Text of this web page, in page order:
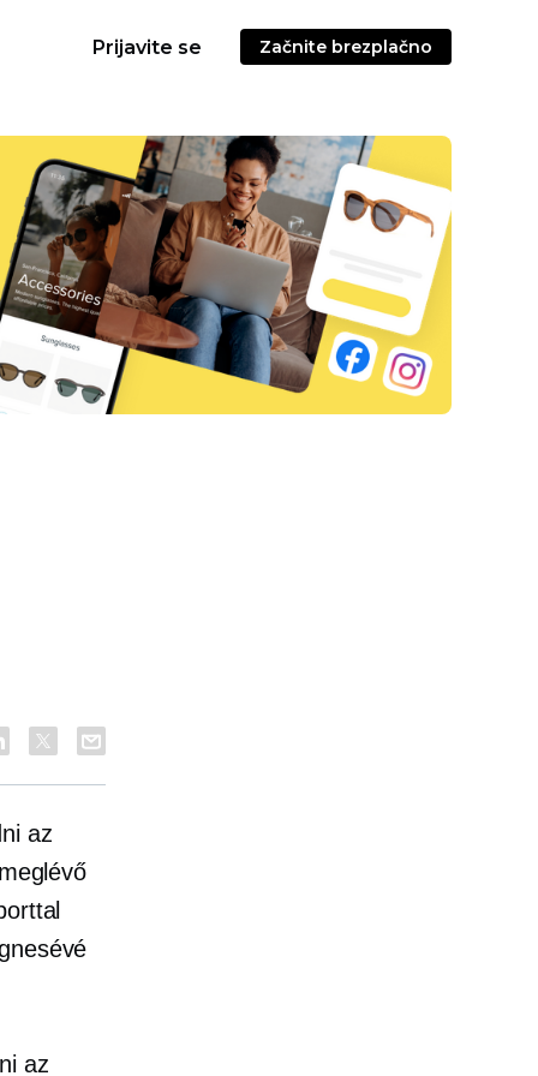
Prijavite se Začnite brezplačno
az
az